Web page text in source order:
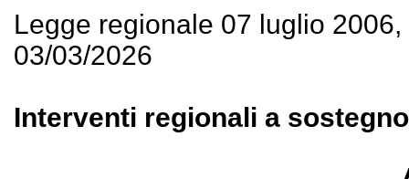
Legge regionale 07 luglio
03/03/2026
Interventi regionali a